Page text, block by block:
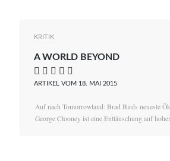
KRITIK
A WORLD BEYOND
    
ARTIKEL VOM 18. MAI 2015
Auf nach Tomorrowland: Brad Birds neueste
George Clooney ist eine Enttäuschung auf